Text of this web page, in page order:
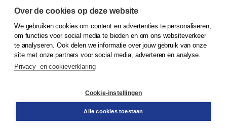
© 2026Koninklijke Boom uitgevers
Klantenservice
Service & informatie
Contact
Over de cookies op deze website
We gebruiken cookies om content en advertenties te personaliseren,
om functies voor social media te bieden en om ons websiteverkeer
te analyseren. Ook delen we informatie over jouw gebruik van onze
site met onze partners voor social media, adverteren en analyse.
Privacy- en cookieverklaring
Cookie-instellingen
Alle cookies toestaan